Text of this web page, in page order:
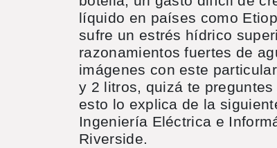
líquido en países como
sufre un estrés hídrico
razonamientos fuertes de
imágenes con este
y 2 litros, quizá te preguntes
esto lo explica de la
Ingeniería Eléctrica e
Riverside.